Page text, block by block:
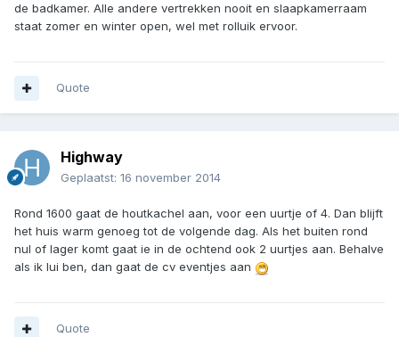
de badkamer. Alle andere vertrekken nooit en slaapkamerraam
staat zomer en winter open, wel met rolluik ervoor.
Quote
Highway
Geplaatst: 16 november 2014
Rond 1600 gaat de houtkachel aan, voor een uurtje of 4. Dan blijft
het huis warm genoeg tot de volgende dag. Als het buiten rond
nul of lager komt gaat ie in de ochtend ook 2 uurtjes aan. Behalve
als ik lui ben, dan gaat de cv eventjes aan
Quote